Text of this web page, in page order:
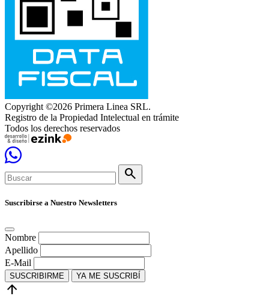
Copyright ©2026 Primera Linea SRL.
Registro de la Propiedad Intelectual en trámite
Todos los derechos reservados
search
Suscribirse a Nuestro Newsletters
Nombre
Apellido
E-Mail
SUSCRIBIRME YA ME SUSCRIBÍ
arrow_upward